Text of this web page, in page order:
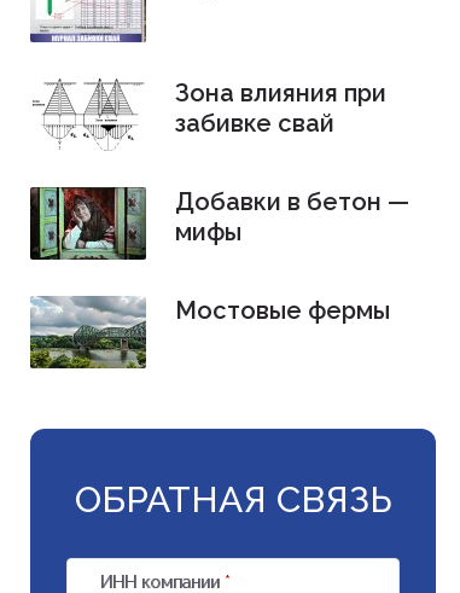
Зона влияния при
забивке свай
Добавки в бетон —
мифы
Мостовые фермы
ОБРАТНАЯ СВЯЗЬ
ИНН компании *